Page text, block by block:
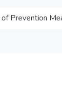
Prevention